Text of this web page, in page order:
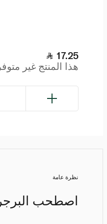
17.25
هذا المنتج غير
نظرة عامة
اصطحب